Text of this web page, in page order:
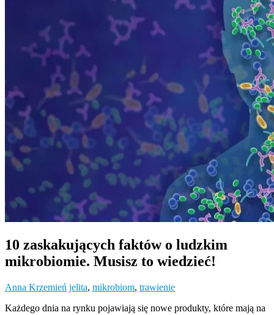
10 zaskakujących faktów o ludzkim
mikrobiomie. Musisz to wiedzieć!
Anna Krzemień jelita, mikrobiom, trawienie
Każdego dnia na rynku pojawiają się nowe produkty, które mają na